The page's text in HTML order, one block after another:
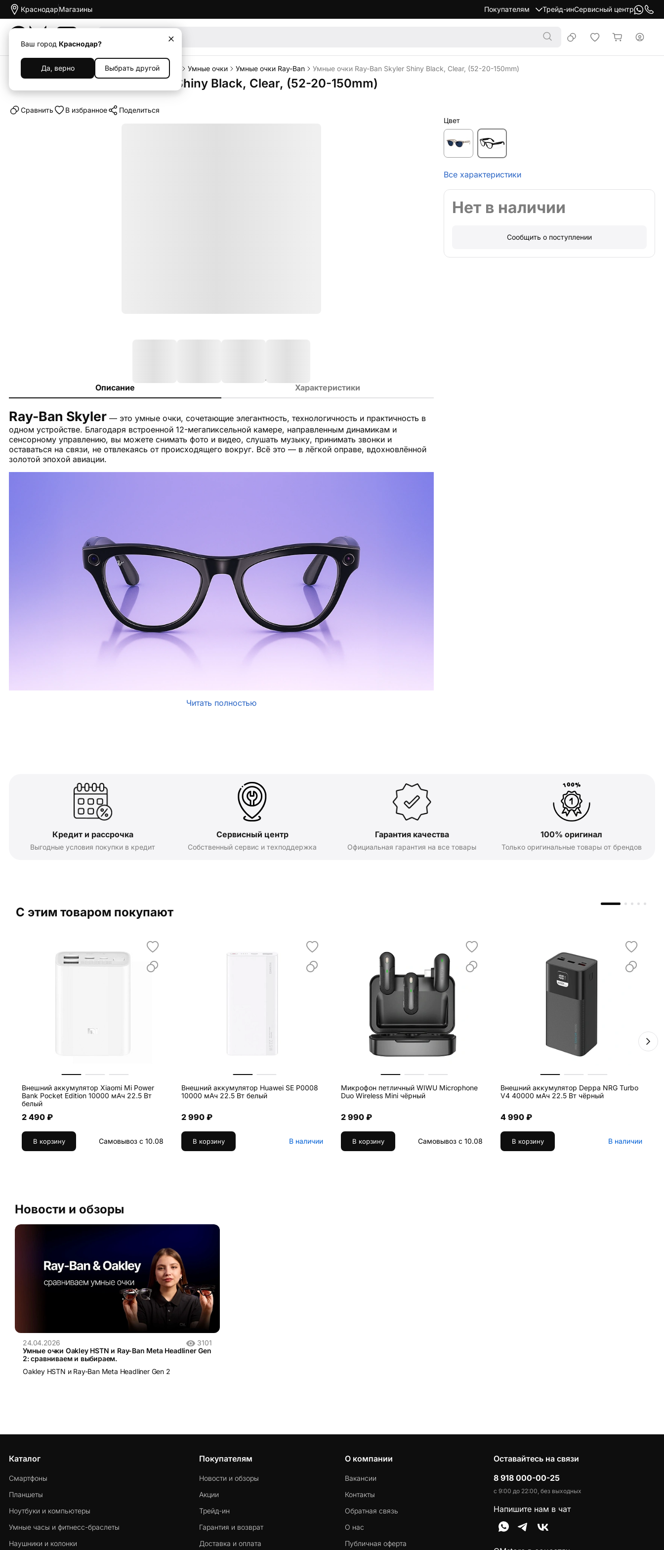
Краснодар
Ваш город Краснодар?
Да, верно Выбрать другой
Магазины Покупателям Трейд-инСервисный центр
Каталог Гаджеты Умные устройства Умные очки Умные очки Ray-Ban Умные очки Ray-Ban Skyler Shiny Black, Clear, (52-20-150mm)
Умные очки Ray-Ban Skyler Shiny Black, Clear, (52-20-150mm)
Cравнить В избранное Поделиться
Описание Характеристики
Ray-Ban Skyler — это умные очки, сочетающие элегантность, технологичность и практичность в
одном устройстве. Благодаря встроенной 12-мегапиксельной камере, направленным динамикам и
сенсорному управлению, вы можете снимать фото и видео, слушать музыку, принимать звонки и
оставаться на связи, не отвлекаясь от происходящего вокруг. Всё это — в лёгкой оправе, вдохновлённой
золотой эпохой авиации.
Читать полностью
Цвет
Все характеристики
Нет в наличии
Сообщить о поступлении
Кредит и рассрочка
Выгодные условия покупки в кредит
Сервисный центр
Собственный сервис и техподдержка
Гарантия качества
Официальная гарантия на все товары
100% оригинал
Только оригинальные товары от брендов
С этим товаром покупают
Внешний аккумулятор Xiaomi Mi Power
Bank Pocket Edition 10000 мАч 22.5 Вт
белый
2 490 ₽
В корзину Самовывоз с 10.08
Внешний аккумулятор Huawei SE P0008
10000 мАч 22.5 Вт белый
2 990 ₽
В корзину В наличии
Микрофон петличный WIWU Microphone
Duo Wireless Mini чёрный
2 990 ₽
В корзину Самовывоз с 10.08
Внешний аккумулятор Deppa NRG Turbo
V4 40000 мАч 22.5 Вт чёрный
4 990 ₽
В корзину В наличии
Новости и обзоры
24.04.2026
3101
Умные очки Oakley HSTN и Ray-Ban Meta Headliner Gen
2: сравниваем и выбираем.
Oakley HSTN и Ray-Ban Meta Headliner Gen 2
Каталог
Смартфоны
Планшеты
Ноутбуки и компьютеры
Умные часы и фитнесс-браслеты
Наушники и колонки
Покупателям
Новости и обзоры
Акции
Трейд-ин
Гарантия и возврат
Доставка и оплата
О компании
Вакансии
Контакты
Обратная связь
О нас
Публичная оферта
Оставайтесь на связи
8 918 000-00-25
с 9:00 до 22:00, без выходных
Напишите нам в чат